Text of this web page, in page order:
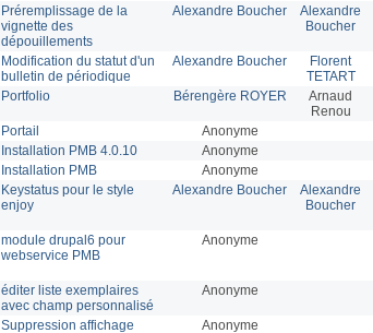
Préremplissage de la
vignette des
dépouillements
Alexandre Boucher
Alexandre
Boucher
Modification du statut d'un
bulletin de périodique
Alexandre Boucher
Florent
TETART
Portfolio Bérengère ROYER
Arnaud
Renou
Portail Anonyme
Installation PMB 4.0.10 Anonyme
Installation PMB Anonyme
Keystatus pour le style
enjoy
Alexandre Boucher
Alexandre
Boucher
module drupal6 pour
webservice PMB
Anonyme
éditer liste exemplaires
avec champ personnalisé
Anonyme
Suppression affichage
Anonyme